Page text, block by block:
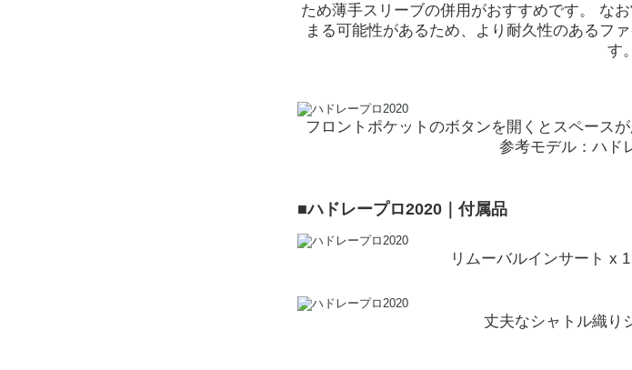
ため薄手スリーブの併用がおすすめです。 な
まる可能性があるため、より耐久性のあるフ
す。
フロントポケットのボタンを開くとスペース
参考モデル：ハド
■ハドレープロ2020｜付属品
リムーバルインサート x
丈夫なシャトル織り